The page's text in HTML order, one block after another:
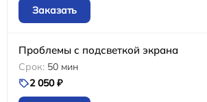
Заказать
Проблемы с подсветкой экрана
50 мин
2 050 ₽